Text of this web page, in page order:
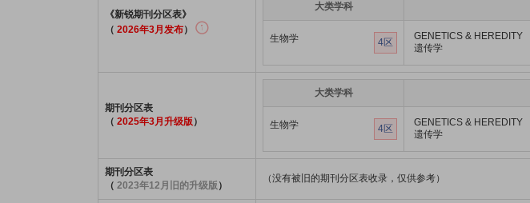
《新锐期刊分区表》
（ 2026年3月发布）
大类学科
生物学 4区
GENETICS & HEREDITY
遗传学
期刊分区表
（ 2025年3月升级版）
大类学科
生物学 4区
GENETICS & HEREDITY
遗传学
期刊分区表
（ 2023年12月旧的升级版 ）
（没有被旧的期刊分区表收录，仅供参考）